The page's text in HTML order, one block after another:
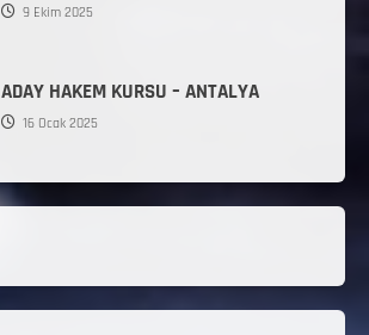
9 Ekim 2025
ADAY HAKEM KURSU – ANTALYA
16 Ocak 2025